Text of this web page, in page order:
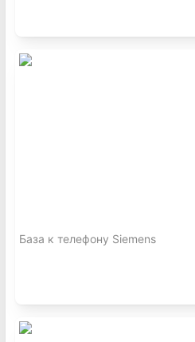
База к телефону Siemens